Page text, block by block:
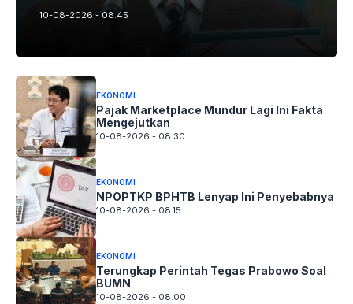
10-08-2026 - 08.45
EKONOMI
Pajak Marketplace Mundur Lagi Ini Fakta
Mengejutkan
10-08-2026 - 08.30
EKONOMI
NPOPTKP BPHTB Lenyap Ini Penyebabnya
10-08-2026 - 08.15
EKONOMI
Terungkap Perintah Tegas Prabowo Soal
BUMN
10-08-2026 - 08.00